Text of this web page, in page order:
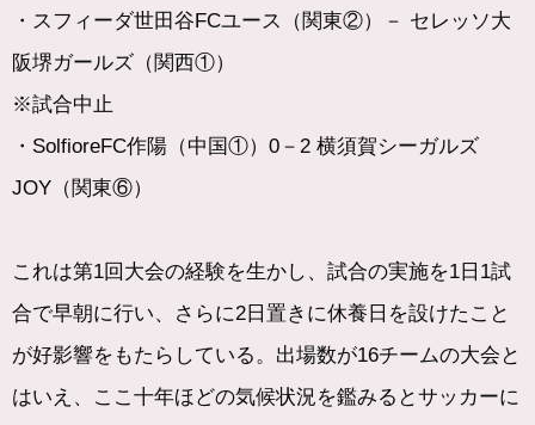
・スフィーダ世田谷FCユース（関東②）－ セレッソ大
阪堺ガールズ（関西①）
※試合中止
・SolfioreFC作陽（中国①）0－2 横須賀シーガルズ
JOY（関東⑥）
これは第1回大会の経験を生かし、試合の実施を1日1試
合で早朝に行い、さらに2日置きに休養日を設けたこと
が好影響をもたらしている。出場数が16チームの大会と
はいえ、ここ十年ほどの気候状況を鑑みるとサッカーに